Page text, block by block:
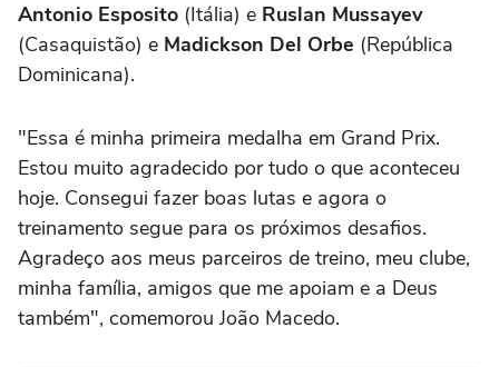
Antonio Esposito (Itália) e Ruslan Mussayev
(Casaquistão) e Madickson Del Orbe (República
Dominicana).
"Essa é minha primeira medalha em Grand Prix.
Estou muito agradecido por tudo o que aconteceu
hoje. Consegui fazer boas lutas e agora o
treinamento segue para os próximos desafios.
Agradeço aos meus parceiros de treino, meu clube,
minha família, amigos que me apoiam e a Deus
também", comemorou João Macedo.